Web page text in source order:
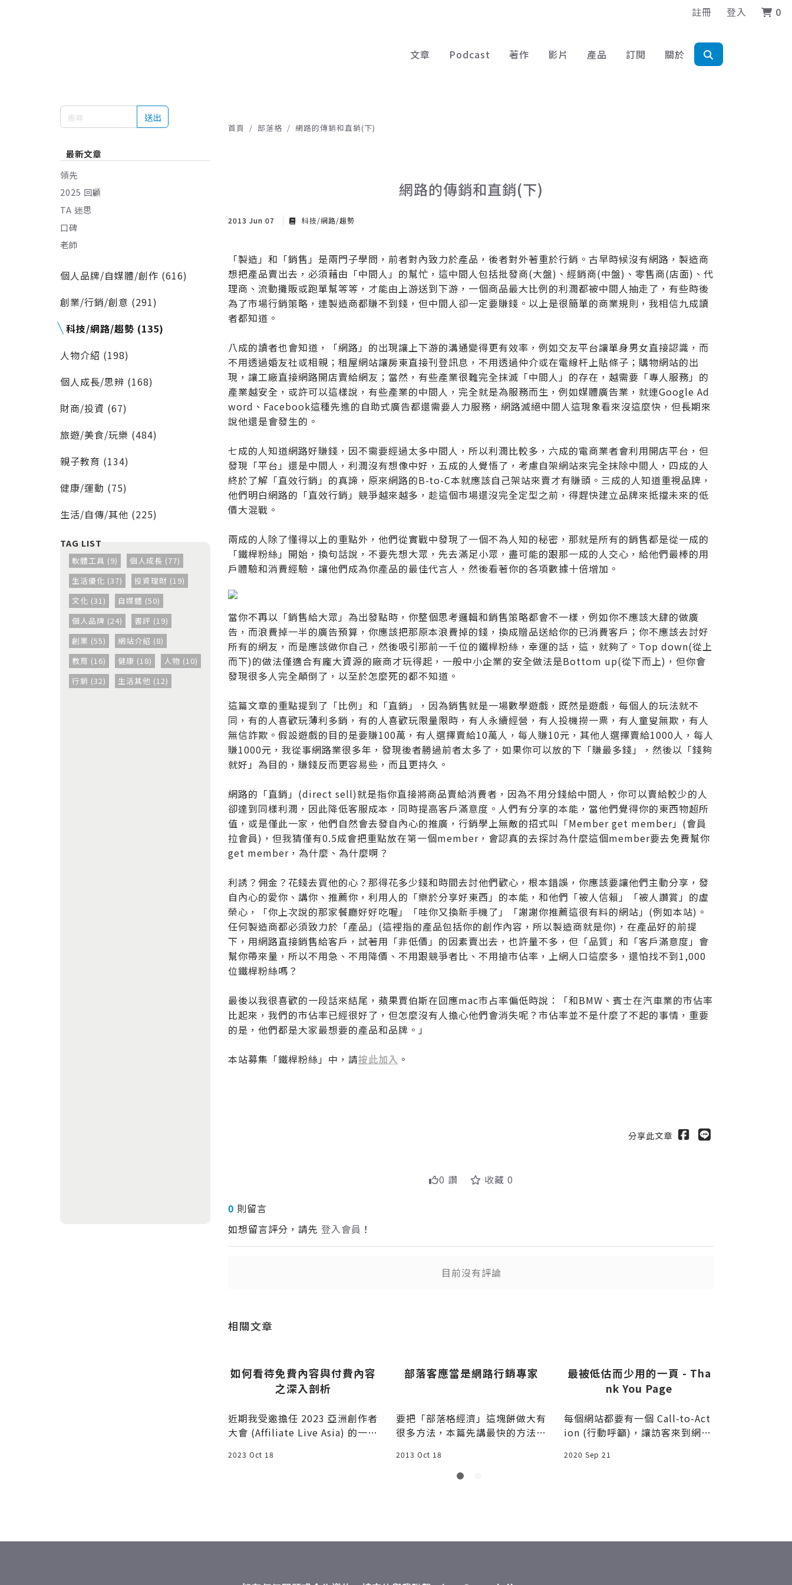
註冊 登入 0
文章 Podcast 著作 影片 產品 訂閱 關於
送出
最新文章
領先
2025 回顧
TA 迷思
口碑
老師
個人品牌/自媒體/創作 (616)
創業/行銷/創意 (291)
科技/網路/趨勢 (135)
人物介紹 (198)
個人成長/思辨 (168)
財商/投資 (67)
旅遊/美食/玩樂 (484)
親子教育 (134)
健康/運動 (75)
生活/自傳/其他 (225)
軟體工具 (9)
個人成長 (77)
生活優化 (37)
投資理財 (19)
文化 (31)
自媒體 (50)
個人品牌 (24)
書評 (19)
創業 (55)
網站介紹 (8)
教育 (16)
健康 (18)
人物 (10)
行銷 (32)
生活其他 (12)
首頁 部落格 網路的傳銷和直銷(下)
網路的傳銷和直銷(下)
2013 Jun 07 科技/網路/趨勢
「製造」和「銷售」是兩門子學問，前者對內致力於產品，後者對外著重於行銷。古早時候沒有網路，製造商
想把產品賣出去，必須藉由「中間人」的幫忙，這中間人包括批發商(大盤)、經銷商(中盤)、零售商(店面)、代
理商、流動攤販或跑單幫等等，才能由上游送到下游，一個商品最大比例的利潤都被中間人抽走了，有些時後
為了市場行銷策略，連製造商都賺不到錢，但中間人卻一定要賺錢。以上是很簡單的商業規則，我相信九成讀
者都知道。
八成的讀者也會知道，「網路」的出現讓上下游的溝通變得更有效率，例如交友平台讓單身男女直接認識，而
不用透過婚友社或相親；租屋網站讓房東直接刊登訊息，不用透過仲介或在電線杆上貼條子；購物網站的出
現，讓工廠直接網路開店賣給網友；當然，有些產業很難完全抹滅「中間人」的存在，越需要「專人服務」的
產業越安全，或許可以這樣說，有些產業的中間人，完全就是為服務而生，例如媒體廣告業，就連Google Ad
word、Facebook這種先進的自助式廣告都還需要人力服務，網路滅絕中間人這現象看來沒這麼快，但長期來
說他還是會發生的。
七成的人知道網路好賺錢，因不需要經過太多中間人，所以利潤比較多，六成的電商業者會利用開店平台，但
發現「平台」還是中間人，利潤沒有想像中好，五成的人覺悟了，考慮自架網站來完全抹除中間人，四成的人
終於了解「直效行銷」的真諦，原來網路的B-to-C本就應該自己架站來賣才有賺頭。三成的人知道重視品牌，
他們明白網路的「直效行銷」競爭越來越多，趁這個市場還沒完全定型之前，得趕快建立品牌來抵擋未來的低
價大混戰。
兩成的人除了懂得以上的重點外，他們從實戰中發現了一個不為人知的秘密，那就是所有的銷售都是從一成的
「鐵桿粉絲」開始，換句話說，不要先想大眾，先去滿足小眾，盡可能的跟那一成的人交心，給他們最棒的用
戶體驗和消費經驗，讓他們成為你產品的最佳代言人，然後看著你的各項數據十倍增加。
當你不再以「銷售給大眾」為出發點時，你整個思考邏輯和銷售策略都會不一樣，例如你不應該大肆的做廣
告，而浪費掉一半的廣告預算，你應該把那原本浪費掉的錢，換成贈品送給你的已消費客戶；你不應該去討好
所有的網友，而是應該做你自己，然後吸引那前一千位的鐵桿粉絲，幸運的話，這，就夠了。Top down(從上
而下)的做法僅適合有龐大資源的廠商才玩得起，一般中小企業的安全做法是Bottom up(從下而上)，但你會
發現很多人完全顛倒了，以至於怎麼死的都不知道。
這篇文章的重點提到了「比例」和「直銷」，因為銷售就是一場數學遊戲，既然是遊戲，每個人的玩法就不
同，有的人喜歡玩薄利多銷，有的人喜歡玩限量限時，有人永續經營，有人投機撈一票，有人童叟無欺，有人
無信詐欺。假設遊戲的目的是要賺100萬，有人選擇賣給10萬人，每人賺10元，其他人選擇賣給1000人，每人
賺1000元，我從事網路業很多年，發現後者勝過前者太多了，如果你可以放的下「賺最多錢」，然後以「錢夠
就好」為目的，賺錢反而更容易些，而且更持久。
網路的「直銷」(direct sell)就是指你直接將商品賣給消費者，因為不用分錢給中間人，你可以賣給較少的人
卻達到同樣利潤，因此降低客服成本，同時提高客戶滿意度。人們有分享的本能，當他們覺得你的東西物超所
值，或是僅此一家，他們自然會去發自內心的推廣，行銷學上無敵的招式叫「Member get member」(會員
拉會員)，但我猜僅有0.5成會把重點放在第一個member，會認真的去探討為什麼這個member要去免費幫你
get member，為什麼、為什麼啊？
利誘？佣金？花錢去買他的心？那得花多少錢和時間去討他們歡心，根本錯誤，你應該要讓他們主動分享，發
自內心的愛你、講你、推薦你，利用人的「樂於分享好東西」的本能，和他們「被人信賴」「被人讚賞」的虛
榮心，「你上次說的那家餐廳好好吃喔」「哇你又換新手機了」「謝謝你推薦這很有料的網站」(例如本站)。
任何製造商都必須致力於「產品」(這裡指的產品包括你的創作內容，所以製造商就是你)，在產品好的前提
下，用網路直接銷售給客戶，試著用「非低價」的因素賣出去，也許量不多，但「品質」和「客戶滿意度」會
幫你帶來量，所以不用急、不用降價、不用跟競爭者比、不用搶市佔率，上網人口這麼多，還怕找不到1,000
位鐵桿粉絲嗎？
最後以我很喜歡的一段話來結尾，蘋果賈伯斯在回應mac市占率偏低時說：「和BMW、賓士在汽車業的市佔率
比起來，我們的市佔率已經很好了，但怎麼沒有人擔心他們會消失呢？市佔率並不是什麼了不起的事情，重要
的是，他們都是大家最想要的產品和品牌。」
本站募集「鐵桿粉絲」中，請按此加入 。
分享此文章
0 讚 收藏 0
0 則留言
如想留言評分，請先 登入會員 ！
目前沒有評論
相關文章
國的高速公路算平整的，雖然偶有
如何看待免費內容與付費內容
之深入剖析
近期我受邀擔任 2023 亞洲創作者
大會 (Affiliate Live Asia) 的一場
2023 Oct 18
部落客應當是網路行銷專家
要把「部落格經濟」這塊餅做大有
很多方法，本篇先講最快的方法，
廣告預算挪到部落格來，他們從前
都把錢花在報紙上、電視上或網路
banner或關鍵字，還有一種方式
2013 Oct 18
最被低估而少用的一頁 - Tha
nk You Page
每個網站都要有一個 Call-to-Act
ion (行動呼籲)，讓訪客來到網站
2020 Sep 21
店，據說是